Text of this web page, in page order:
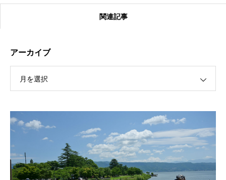
【受付終了】2026大会同日開催！カヤックに乗って諏訪
関連記事
アーカイブ
月を選択